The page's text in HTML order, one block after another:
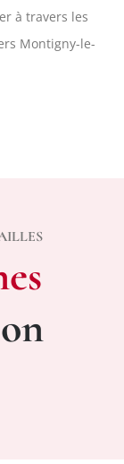
à travers les
Montigny-le-